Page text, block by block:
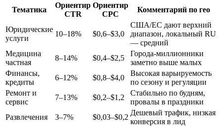
Тематика
Ориентир
CTR
Ориентир
CPC
Комментарий по гео
Юридические
услуги
10–18% $0,6–$3,0
США/ЕС дают верхний
диапазон, локальный RU
— средний
Медицина
частная
8–14% $0,4–$2,5
Города‑миллионники
заметно выше малых
Финансы,
кредиты
6–12% $0,8–$4,0
Высокая варьируемость
по сезону и регуляции
Ремонт и
сервис
7–13% $0,2–$1,2
Стабильно по будням,
провалы в праздники
Развлечения
3–7% $0,03–$0,2
Дешевый трафик, низкая
конверсия в лид